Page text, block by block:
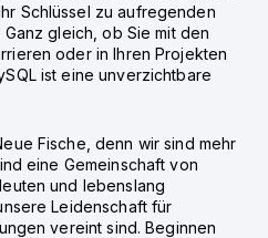
Schlüssel zu aufregenden
gleich, ob Sie mit den
oder in Ihren Projekten
ist eine unverzichtbare
Fische, denn wir sind mehr
eine Gemeinschaft von
und lebenslang
Leidenschaft für
vereint sind. Beginnen